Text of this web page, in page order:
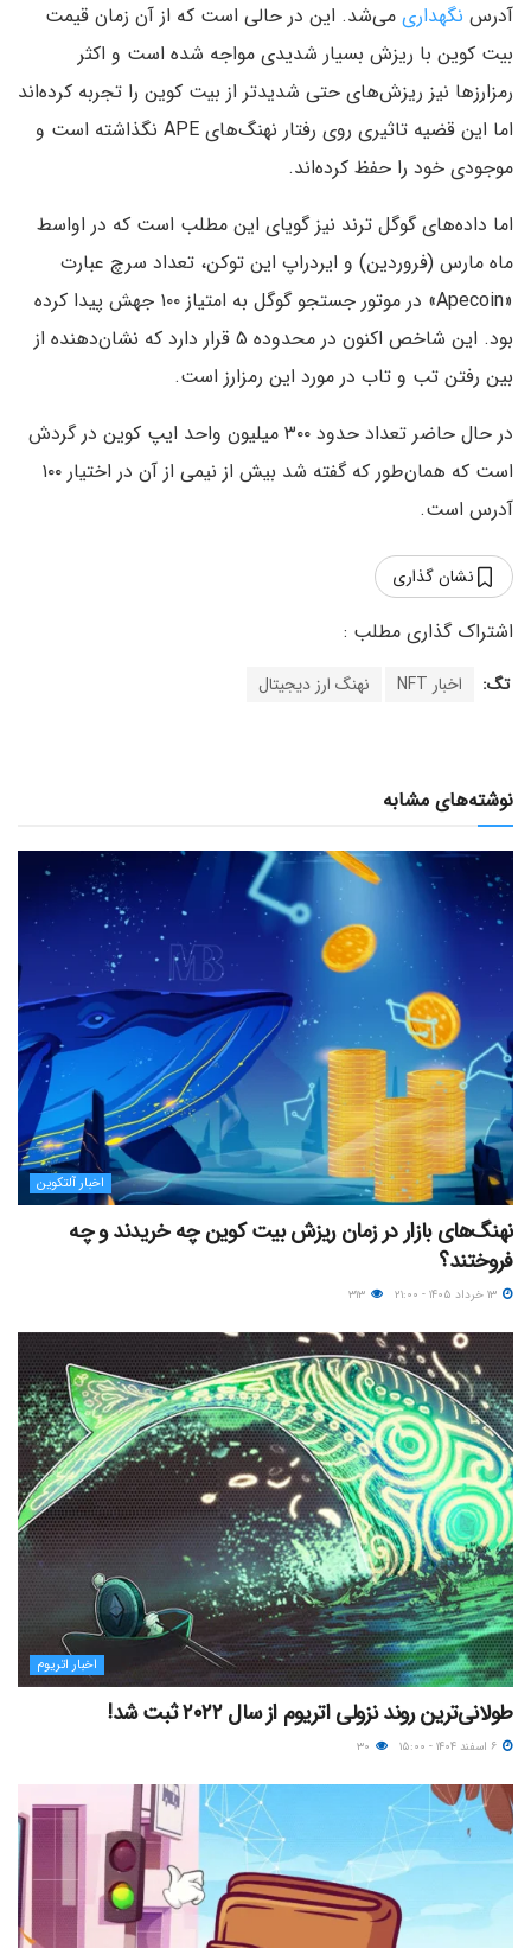
آدرس نگهداری می‌شد. این در حالی است که از آن زمان قیمت
بیت کوین با ریزش بسیار شدیدی مواجه شده است و اکثر
رمزارزها نیز ریزش‌های حتی شدیدتر از بیت کوین را تجربه کرده‌اند
اما این قضیه تاثیری روی رفتار نهنگ‌های APE نگذاشته است و
موجودی خود را حفظ کرده‌اند.
اما داده‌های گوگل ترند نیز گویای این مطلب است که در اواسط
ماه مارس (فروردین) و ایردراپ این توکن، تعداد سرچ عبارت
«Apecoin» در موتور جستجو گوگل به امتیاز ۱۰۰ جهش پیدا کرده
بود. این شاخص اکنون در محدوده ۵ قرار دارد که نشان‌دهنده از
بین رفتن تب و تاب در مورد این رمزارز است.
در حال حاضر تعداد حدود ۳۰۰ میلیون واحد ایپ کوین در گردش
است که همان‌طور که گفته شد بیش از نیمی از آن در اختیار ۱۰۰
آدرس است.
نشان گذاری
تگ: اخبار NFT نهنگ ارز دیجیتال
نوشته‌های مشابه
اخبار آلتکوین
نهنگ‌های بازار در زمان ریزش بیت کوین چه خریدند و چه
فروختند؟
اخبار اتریوم
طولانی‌ترین روند نزولی اتریوم از سال ۲۰۲۲ ثبت شد!